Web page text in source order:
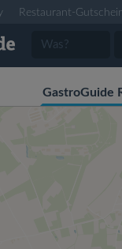
Restaurant-
GastroGuide